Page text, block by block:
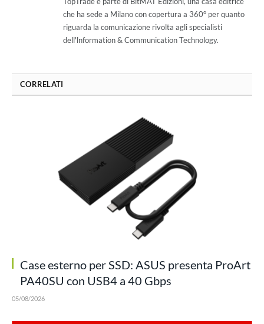
che ha sede a Milano con copertura a 360° per quanto
riguarda la comunicazione rivolta agli specialisti
dell'lnformation & Communication Technology.
CORRELATI
Case esterno per SSD: ASUS presenta ProArt
PA40SU con USB4 a 40 Gbps
05/08/2026